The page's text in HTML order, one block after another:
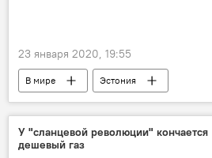
23 января 2020, 19:55
В мире
Эстония
Кирилл Вышинский
ПАСЕ
Россия
У "сланцевой революции" кончается
дешевый газ